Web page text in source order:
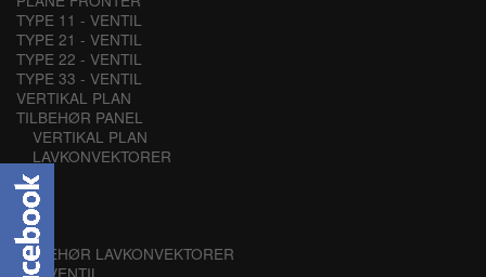
TYPE 11 - VENTIL
TYPE 21 - VENTIL
TYPE 22 - VENTIL
TYPE 33 - VENTIL
VERTIKAL PLAN
TILBEHØR PANEL
VERTIKAL PLAN
LAVKONVEKTORER
K21
K32
K43
K54
TILBEHØR LAVKONVEKTORER
K21 VENTIL